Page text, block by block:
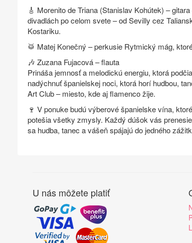
🎸 Morenito de Triana (Stanislav Kohútek) –
divadlách po celom svete – od Sevilly cez
Kostariku.
🥁 Matej Konečný – perkusie Rytmický mág,
🎶 Zuzana Fujacová – flauta
Prináša jemnosť a melodickú energiu, ktorá
nadýchnuť španielskej noci, ktorá horí hudbou,
Art Club – miesto, kde aj flamenco žije.
🍷 V ponuke budú výberové španielske vína,
potešia všetky zmysly. Každý dúšok vás
sa hudba, tanec a vášeň spájajú do jedného
U nás môžete platiť